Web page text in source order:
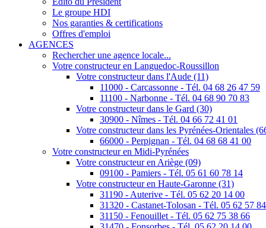
Le groupe HDI
Nos garanties & certifications
Offres d'emploi
AGENCES
Rechercher une agence locale...
Votre constructeur en Languedoc-Roussillon
Votre constructeur dans l'Aude (11)
11000 - Carcassonne - Tél. 04 68 26 47 59
11100 - Narbonne - Tél. 04 68 90 70 83
Votre constructeur dans le Gard (30)
30900 - Nîmes - Tél. 04 66 72 41 01
Votre constructeur dans les Pyrénées-Orientales
66000 - Perpignan - Tél. 04 68 68 41 00
Votre constructeur en Midi-Pyrénées
Votre constructeur en Ariège (09)
09100 - Pamiers - Tél. 05 61 60 78 14
Votre constructeur en Haute-Garonne (31)
31190 - Auterive - Tél. 05 62 20 14 00
31320 - Castanet-Tolosan - Tél. 05 62 57
31150 - Fenouillet - Tél. 05 62 75 38 66